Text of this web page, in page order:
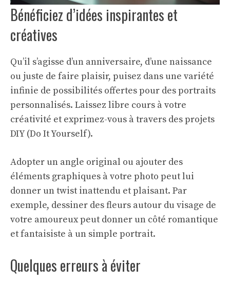
Bénéficiez d’idées inspirantes et
créatives
Qu’il s’agisse d’un anniversaire, d’une naissance
ou juste de faire plaisir, puisez dans une variété
infinie de possibilités offertes pour des portraits
personnalisés. Laissez libre cours à votre
créativité et exprimez-vous à travers des projets
DIY (Do It Yourself).
Adopter un angle original ou ajouter des
éléments graphiques à votre photo peut lui
donner un twist inattendu et plaisant. Par
exemple, dessiner des fleurs autour du visage de
votre amoureux peut donner un côté romantique
et fantaisiste à un simple portrait.
Quelques erreurs à éviter